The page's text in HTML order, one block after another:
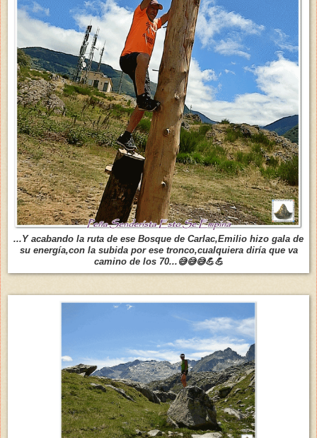
...Y acabando la ruta de ese Bosque de Carlac,Emilio hizo gala de
su energía,con la subida por ese tronco,cualquiera diría que va
camino de los 70...😅😅😅💪💪